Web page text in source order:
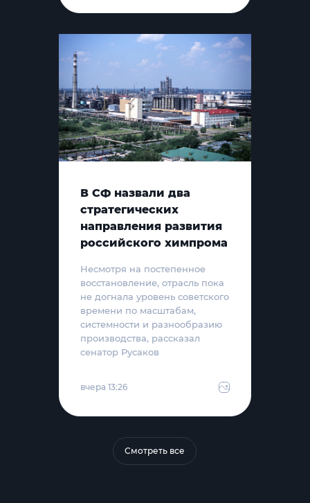
В СФ назвали два
стратегических
направления развития
российского химпрома
Несмотря на постепенное
восстановление, отрасль пока
не догнала уровень советского
времени по масштабам,
системности и разнообразию
производства, рассказал
сенатор Русаков
вчера 13:26
Смотреть все